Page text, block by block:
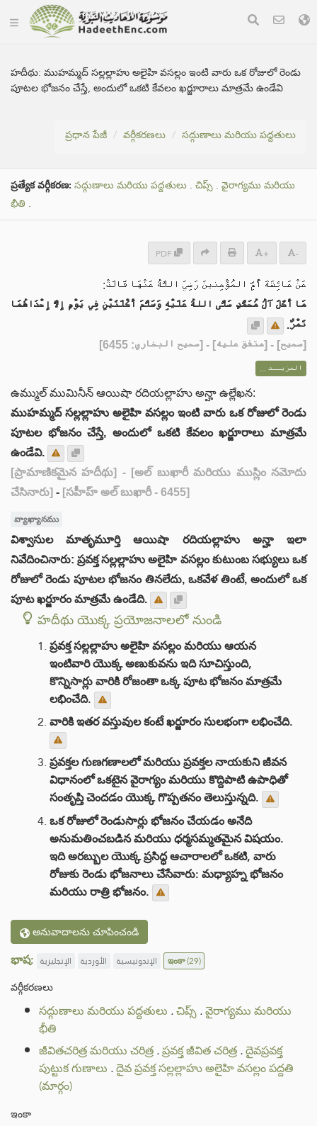
హదీథు:ముహమ్మద్ సల్లల్లాహు అలైహి వసల్లం ఇంటి వారు ఒక రోజులో రెండు
పూటల భోజనం చేస్తే, అందులో ఒకటి కేవలం ఖర్జూరాలు మాత్రమే ఉండేవి
ప్రధాన పేజీ వర్గీకరణలు సద్గుణాలు మరియు పద్దతులు
ప్రత్యేక వర్గీకరణ: సద్గుణాలు మరియు పద్దతులు . చిప్స్ . వైరాగ్యము మరియు
భీతి .
PDF + -
عَنْ عَائِشَةَ أُمِّ المُؤْمِنينَ رَضِيَ اللَّهُ عَنْهَا قَالَتْ:
مَا أَكَلَ آلُ مُحَمَّدٍ صَلَّى اللهُ عَلَيْهِ وَسَلَّمَ أَكْلَتَيْنِ فِي يَوْمٍ إِلَّا إِحْدَاهُمَا
تَمْرٌ.
[صحيح] - [متفق عليه] - [صحيح البخاري: 6455]
المزيــد ...
ఉమ్ముల్ ముమినీన్ ఆయిషా రదియల్లాహు అన్హా ఉల్లేఖన:
ముహమ్మద్ సల్లల్లాహు అలైహి వసల్లం ఇంటి వారు ఒక రోజులో రెండు
పూటల భోజనం చేస్తే, అందులో ఒకటి కేవలం ఖర్జూరాలు మాత్రమే
ఉండేవి.
[ప్రామాణికమైన హదీథు] - [అల్ బుఖారీ మరియు ముస్లిం నమోదు
చేసినారు] - [సహీహ్ అల్ బుఖారీ - 6455]
వ్యాఖ్యానము
విశ్వాసుల మాతృమూర్తి ఆయిషా రదియల్లాహు అన్హా ఇలా
నివేదించినారు: ప్రవక్త సల్లల్లాహు అలైహి వసల్లం కుటుంబ సభ్యులు ఒక
రోజులో రెండు పూటల భోజనం తినలేదు, ఒకవేళ తింటే, అందులో ఒక
పూట ఖర్జూరం మాత్రమే ఉండేది.
హదీథు యొక్క ప్రయోజనాలలో నుండి
ప్రవక్త సల్లల్లాహు అలైహి వసల్లం మరియు ఆయన
ఇంటివారి యొక్క అణుకువను ఇది సూచిస్తుంది,
కొన్నిసార్లు వారికి రోజంతా ఒక్క పూట భోజనం మాత్రమే
లభించేది.
వారికి ఇతర వస్తువుల కంటే ఖర్జూరం సులభంగా లభించేది.
ప్రవక్తల గుణగణాలలో మరియు ప్రవక్తల నాయకుని జీవన
విధానంలో ఒకటైన వైరాగ్యం మరియు కొద్దిపాటి ఉపాధితో
సంతృప్తి చెందడం యొక్క గొప్పతనం తెలుస్తున్నది.
ఒక రోజులో రెండుసార్లు భోజనం చేయడం అనేది
అనుమతించబడిన మరియు ధర్మసమ్మతమైన విషయం.
ఇది అరబ్బుల యొక్క ప్రసిద్ధ ఆచారాలలో ఒకటి, వారు
రోజుకు రెండు భోజనాలు చేసేవారు: మధ్యాహ్న భోజనం
మరియు రాత్రి భోజనం.
అనువాదాలను చూపించండి
భాష: الإنجليزية الأوردية الإندونيسية ఇంకా(29)
వర్గీకరణలు
సద్గుణాలు మరియు పద్దతులు .చిప్స్.వైరాగ్యము మరియు
భీతి
జీవితచరిత్ర మరియు చరిత్ర.ప్రవక్త జీవిత చరిత్ర.దైవప్రవక్త
పుట్టుక గుణాలు .దైవ ప్రవక్త సల్లల్లాహు అలైహి వసల్లం పద్దతి
(మార్గం)
ఇంకా